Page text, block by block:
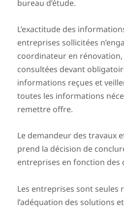
bureau d’étude.
L’exactitude des
entreprises sollicitées
coordinateur en
consultées devant
informations reçues et
toutes les informations
remettre offre.
Le demandeur des travaux
prend la décision de
entreprises en fonction des
Les entreprises sont seules
l’adéquation des solutions